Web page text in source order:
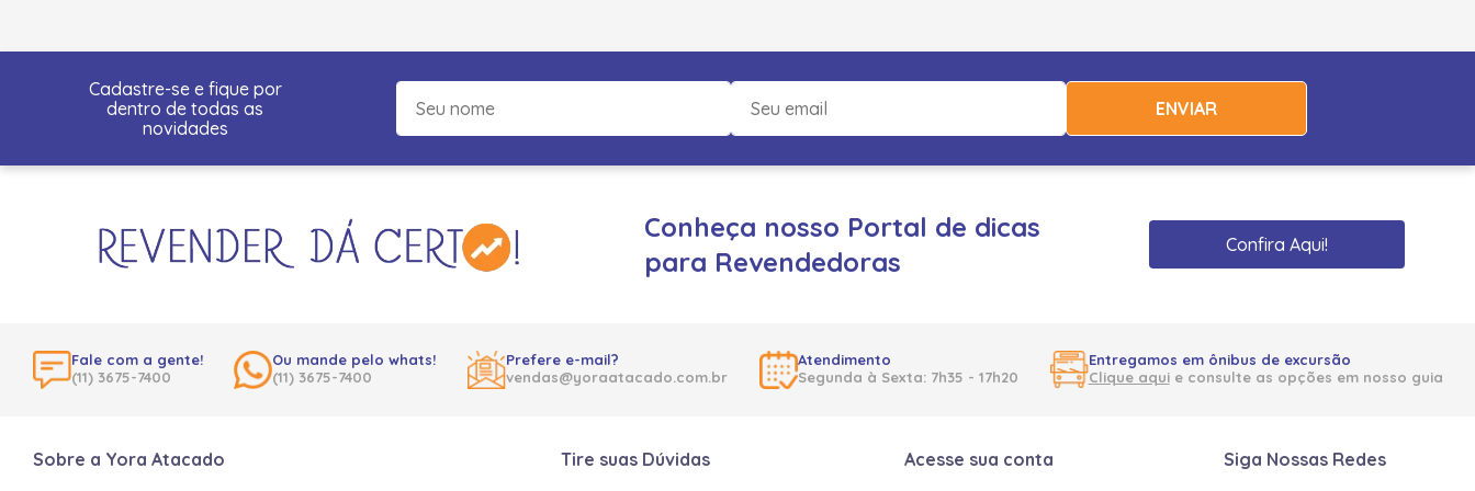
Cadastre-se e fique por
dentro de todas as
novidades
ENVIAR
Conheça nosso Portal de dicas
para Revendedoras
Confira Aqui!
Fale com a gente!
(11) 3675-7400
Ou mande pelo whats!
(11) 3675-7400
Prefere e-mail?
vendas@yoraatacado.com.br
Atendimento
Segunda à Sexta: 7h35 - 17h20
Entregamos em ônibus de excursão
Clique aquie consulte as opções em nosso guia
Sobre a Yora Atacado Tire suas Dúvidas Acesse sua conta Siga Nossas Redes